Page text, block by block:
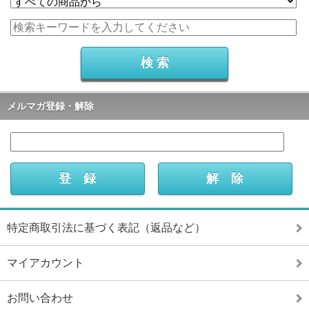
メルマガ登録・解除
特定商取引法に基づく表記（返品など）
マイアカウント
お問い合わせ